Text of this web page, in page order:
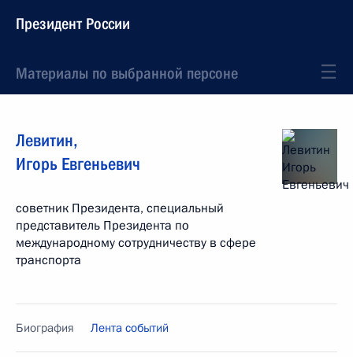
Президент России
Материалы по выбранной персоне
Левитин,
Игорь Евгеньевич
советник Президента, специальный
представитель Президента по
международному сотрудничеству в сфере
транспорта
Биография Лента событий